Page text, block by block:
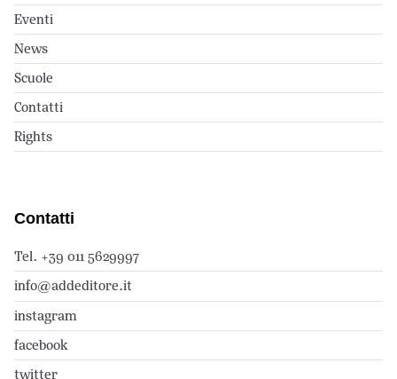
Eventi
News
Scuole
Contatti
Rights
Contatti
Tel. +39 011 5629997
info@addeditore.it
instagram
facebook
twitter